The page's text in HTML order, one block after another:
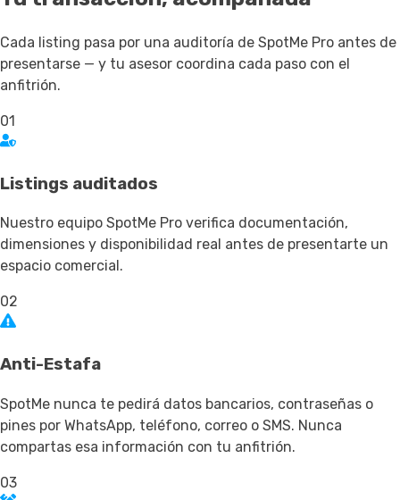
Cada listing pasa por una auditoría de SpotMe Pro antes de
presentarse — y tu asesor coordina cada paso con el
anfitrión.
01
Listings auditados
Nuestro equipo SpotMe Pro verifica documentación,
dimensiones y disponibilidad real antes de presentarte un
espacio comercial.
02
Anti-Estafa
SpotMe nunca te pedirá datos bancarios, contraseñas o
pines por WhatsApp, teléfono, correo o SMS. Nunca
compartas esa información con tu anfitrión.
03